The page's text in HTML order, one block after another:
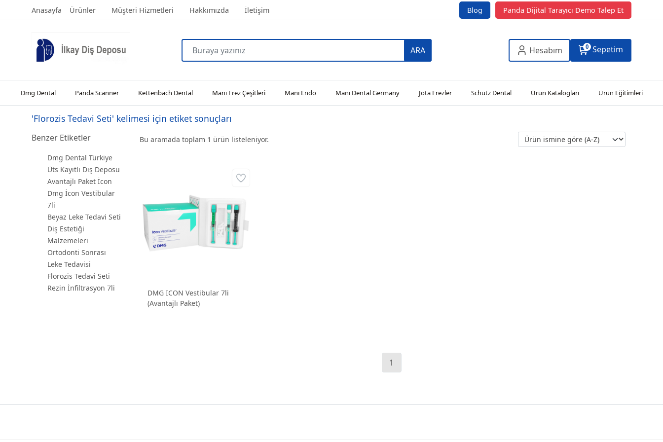
Anasayfa Ürünler Müşteri Hizmetleri Hakkımızda İletişim Blog Panda Dijital Tarayıcı Demo Talep Et
ARA Hesabım 0 Sepetim
Dmg Dental Panda Scanner Kettenbach Dental Manı Frez Çeşitleri Manı Endo Manı Dental Germany Jota Frezler Schütz Dental Ürün Katalogları Ürün Eğitimleri
'Florozis Tedavi Seti' kelimesi için etiket sonuçları
Benzer Etiketler
Dmg Dental Türkiye
Üts Kayıtlı Diş Deposu
Avantajlı Paket İcon
Dmg İcon Vestibular
7li
Beyaz Leke Tedavi Seti
Diş Estetiği
Malzemeleri
Ortodonti Sonrası
Leke Tedavisi
Florozis Tedavi Seti
Rezin İnfiltrasyon 7li
Bu aramada toplam 1 ürün listeleniyor.
DMG ICON Vestibular 7li
(Avantajlı Paket)
1